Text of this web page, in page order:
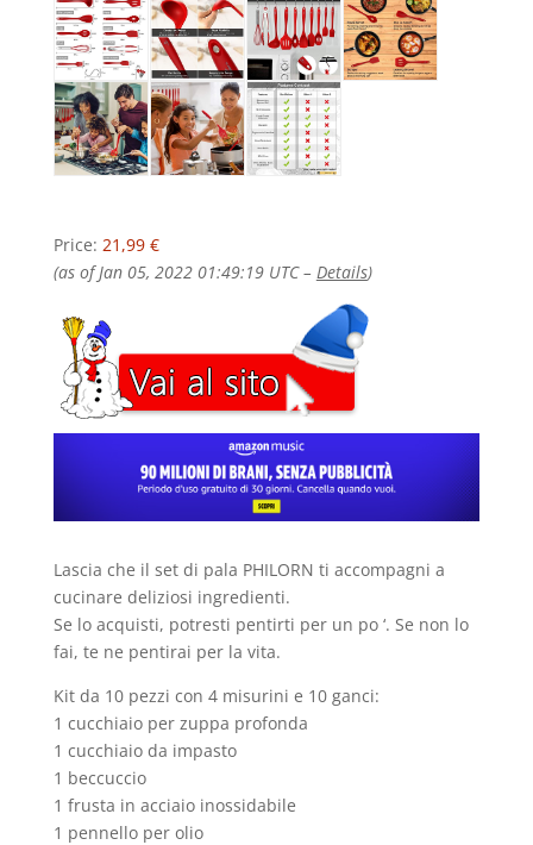
Price: 21,99 €
(as of Jan 05, 2022 01:49:19 UTC – Details)
Lascia che il set di pala PHILORN ti accompagni a
cucinare deliziosi ingredienti.
Se lo acquisti, potresti pentirti per un po ‘. Se non lo
fai, te ne pentirai per la vita.
Kit da 10 pezzi con 4 misurini e 10 ganci:
1 cucchiaio per zuppa profonda
1 cucchiaio da impasto
1 beccuccio
1 frusta in acciaio inossidabile
1 pennello per olio